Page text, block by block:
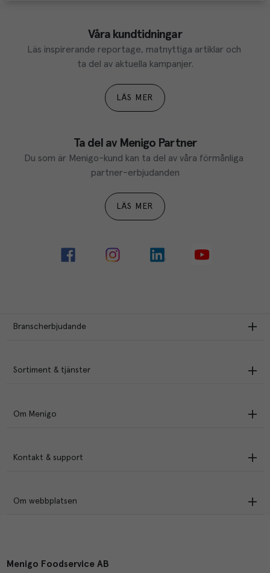
Våra kundtidningar
Läs inspirerande reportage, matnyttiga artiklar och
ta del av aktuella kampanjer.
LÄS MER
Ta del av Menigo Partner
Du som är Menigo-kund kan ta del av våra förmånliga
partner-erbjudanden
LÄS MER
Branscherbjudande
Sortiment & tjänster
Om Menigo
Kontakt & support
Om webbplatsen
Menigo Foodservice AB